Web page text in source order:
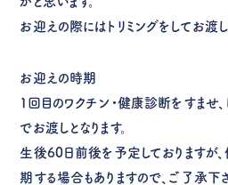
お迎えの際にはトリミングをしてお渡し
お迎えの時期
１回目のワクチン・健康診断をすませ
でお渡しとなります。
生後60日前後を予定しておりますが
期する場合もありますので、ご了承下さ